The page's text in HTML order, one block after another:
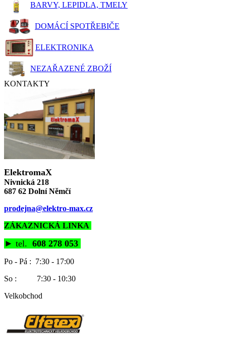
BARVY, LEPIDLA, TMELY
DOMÁCÍ SPOTŘEBIČE
ELEKTRONIKA
NEZAŘAZENÉ ZBOŽÍ
KONTAKTY
ElektromaX
Nivnická 218
687 62 Dolní Němčí
prodejna@elektro-max.cz
ZÁKAZNICKÁ LINKA
► tel. 608 278 053
Po - Pá : 7:30 - 17:00
So : 7:30 - 10:30
Velkobchod